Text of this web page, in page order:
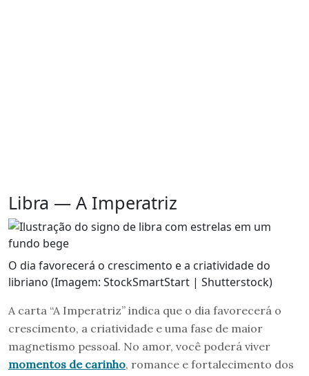
Libra — A Imperatriz
O dia favorecerá o crescimento e a criatividade do
libriano (Imagem: StockSmartStart | Shutterstock)
A carta “A Imperatriz” indica que o dia favorecerá o
crescimento, a criatividade e uma fase de maior
magnetismo pessoal. No amor, você poderá viver
momentos de carinho, romance e fortalecimento dos